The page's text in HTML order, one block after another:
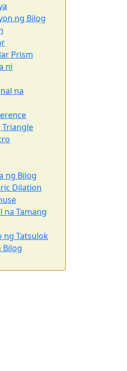
ng Bilog
Prism
ni
na
Triangle
ng Bilog
Dilation
na Tamang
ng Tatsulok
Bilog